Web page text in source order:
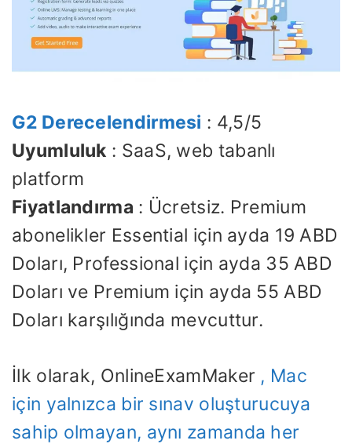
G2 Derecelendirmesi : 4,5/5
Uyumluluk : SaaS, web tabanlı
platform
Fiyatlandırma : Ücretsiz. Premium
abonelikler Essential için ayda 19 ABD
Doları, Professional için ayda 35 ABD
Doları ve Premium için ayda 55 ABD
Doları karşılığında mevcuttur.
İlk olarak, OnlineExamMaker , Mac
için yalnızca bir sınav oluşturucuya
sahip olmayan, aynı zamanda her